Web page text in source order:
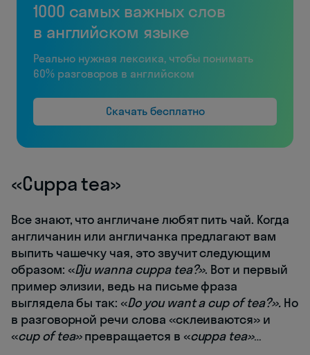
1000 самых важных слов
в английском языке
Реально нужная лексика, чтобы понимать
60% разговоров в английском
Скачать бесплатно
«Cuppa tea»
Все знают, что англичане любят пить чай. Когда
англичанин или англичанка предлагают вам
выпить чашечку чая, это звучит следующим
образом: «Dju wanna cuppa tea?». Вот и первый
пример элизии, ведь на письме фраза
выглядела бы так: «Do you want a cup of tea?».Но
в разговорной речи слова «склеиваются» и
«cup of tea»превращается в «cuppa tea»…